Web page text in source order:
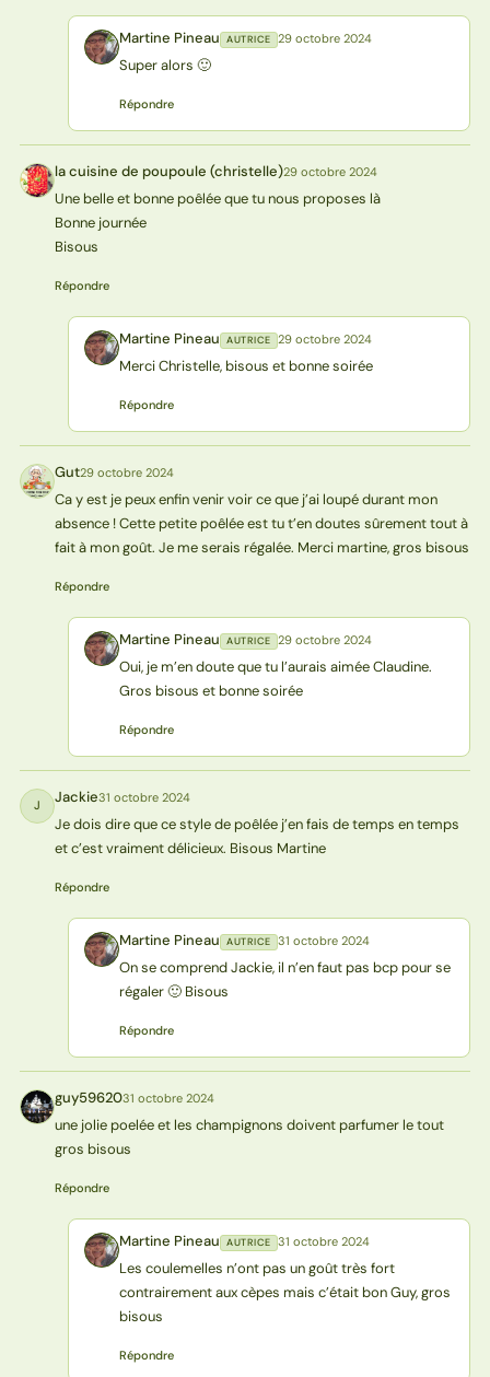
MP Martine Pineau AUTRICE 29 octobre 2024
Super alors 🙂
Répondre
L( la cuisine de poupoule (christelle)29 octobre 2024
Une belle et bonne poêlée que tu nous proposes là
Bonne journée
Bisous
Répondre
MP Martine Pineau AUTRICE 29 octobre 2024
Merci Christelle, bisous et bonne soirée
Répondre
G Gut29 octobre 2024
Ca y est je peux enfin venir voir ce que j’ai loupé durant mon
absence ! Cette petite poêlée est tu t’en doutes sûrement tout à
fait à mon goût. Je me serais régalée. Merci martine, gros bisous
Répondre
MP Martine Pineau AUTRICE 29 octobre 2024
Oui, je m’en doute que tu l’aurais aimée Claudine.
Gros bisous et bonne soirée
Répondre
J Jackie31 octobre 2024
Je dois dire que ce style de poêlée j’en fais de temps en temps
et c’est vraiment délicieux. Bisous Martine
Répondre
MP Martine Pineau AUTRICE 31 octobre 2024
On se comprend Jackie, il n’en faut pas bcp pour se
régaler 🙂 Bisous
Répondre
G guy5962031 octobre 2024
une jolie poelée et les champignons doivent parfumer le tout
gros bisous
Répondre
MP Martine Pineau AUTRICE 31 octobre 2024
Les coulemelles n’ont pas un goût très fort
contrairement aux cèpes mais c’était bon Guy, gros
bisous
Répondre